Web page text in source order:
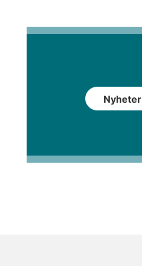
Nyheter